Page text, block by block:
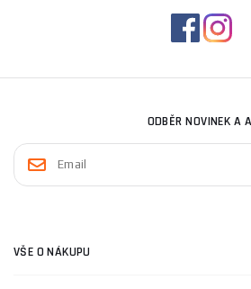
ODBĚR NOVINEK A
VŠE O NÁKUPU